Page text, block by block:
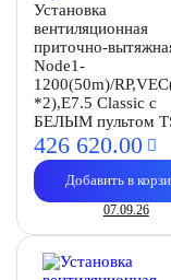
Установка
вентиляционная
приточно-
Node1-
1200(50m)/
*2),E7.5 Classic с
БЕЛЫМ пультом
426 620.00
Добавить в
07.09.26